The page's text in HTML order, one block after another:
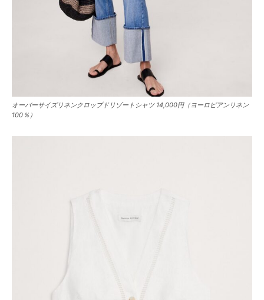
オーバーサイズリネンクロップドリゾートシャツ 14,000円（ヨーロピアンリネン
100％）